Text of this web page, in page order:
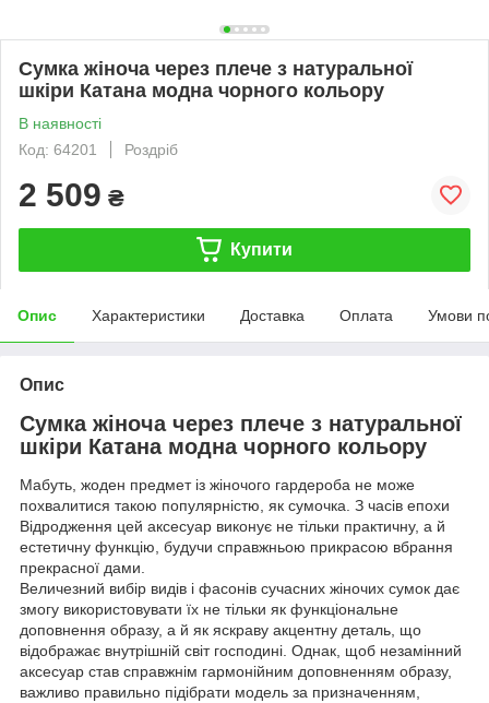
Сумка жіноча через плече з натуральної
шкіри Катана модна чорного кольору
В наявності
Код: 64201
Роздріб
2 509 ₴
Купити
Опис Характеристики Доставка Оплата Умови
Опис
Сумка жіноча через плече з натуральної
шкіри Катана модна чорного кольору
Мабуть, жоден предмет із жіночого гардероба не може
похвалитися такою популярністю, як сумочка. З часів епохи
Відродження цей аксесуар виконує не тільки практичну, а й
естетичну функцію, будучи справжньою прикрасою вбрання
прекрасної дами.
Величезний вибір видів і фасонів сучасних жіночих сумок дає
змогу використовувати їх не тільки як функціональне
доповнення образу, а й як яскраву акцентну деталь, що
відображає внутрішній світ господині. Однак, щоб незамінний
аксесуар став справжнім гармонійним доповненням образу,
важливо правильно підібрати модель за призначенням,